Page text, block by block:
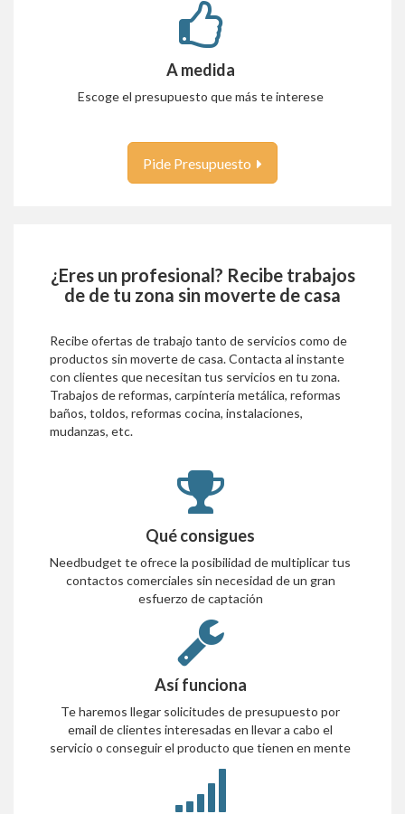
A medida
Escoge el presupuesto que más te interese
Pide Presupuesto
¿Eres un profesional? Recibe trabajos
de de tu zona sin moverte de casa
Recibe ofertas de trabajo tanto de servicios como de
productos sin moverte de casa. Contacta al instante
con clientes que necesitan tus servicios en tu zona.
Trabajos de reformas, carpíntería metálica, reformas
baños, toldos, reformas cocina, instalaciones,
mudanzas, etc.
Qué consigues
Needbudget te ofrece la posibilidad de multiplicar tus
contactos comerciales sin necesidad de un gran
esfuerzo de captación
Así funciona
Te haremos llegar solicitudes de presupuesto por
email de clientes interesadas en llevar a cabo el
servicio o conseguir el producto que tienen en mente